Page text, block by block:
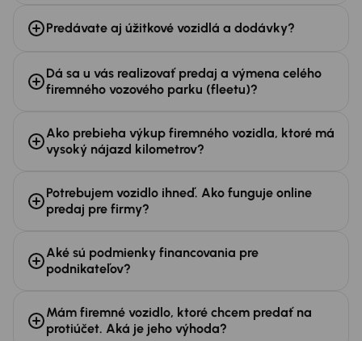
Dá sa u vás realizovať predaj a výmena celého
firemného vozového parku (fleetu)?
Potrebujem vozidlo ihneď. Ako funguje online
predaj pre firmy?
Mám firemné vozidlo, ktoré chcem predať na
protiúčet. Aká je jeho výhoda?
Predávate aj úžitkové vozidlá a dodávky?
Ako prebieha výkup firemného vozidla, ktoré má
vysoký nájazd kilometrov?
Aké sú podmienky financovania pre
podnikateľov?